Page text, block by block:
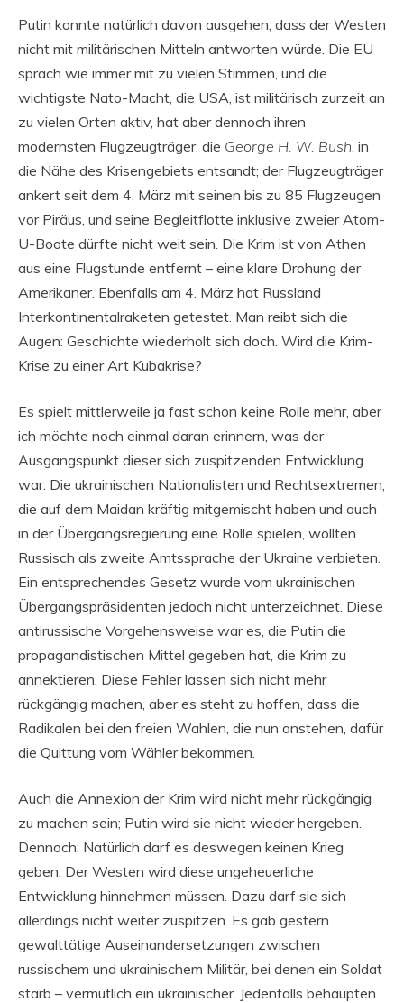
Putin konnte natürlich davon ausgehen, dass der Westen
nicht mit militärischen Mitteln antworten würde. Die EU
sprach wie immer mit zu vielen Stimmen, und die
wichtigste Nato-Macht, die USA, ist militärisch zurzeit an
zu vielen Orten aktiv, hat aber dennoch ihren
modernsten Flugzeugträger, die George H. W. Bush, in
die Nähe des Krisengebiets entsandt; der Flugzeugträger
ankert seit dem 4. März mit seinen bis zu 85 Flugzeugen
vor Piräus, und seine Begleitflotte inklusive zweier Atom-
U-Boote dürfte nicht weit sein. Die Krim ist von Athen
aus eine Flugstunde entfernt – eine klare Drohung der
Amerikaner. Ebenfalls am 4. März hat Russland
Interkontinentalraketen getestet. Man reibt sich die
Augen: Geschichte wiederholt sich doch. Wird die Krim-
Krise zu einer Art Kubakrise?
Es spielt mittlerweile ja fast schon keine Rolle mehr, aber
ich möchte noch einmal daran erinnern, was der
Ausgangspunkt dieser sich zuspitzenden Entwicklung
war: Die ukrainischen Nationalisten und Rechtsextremen,
die auf dem Maidan kräftig mitgemischt haben und auch
in der Übergangsregierung eine Rolle spielen, wollten
Russisch als zweite Amtssprache der Ukraine verbieten.
Ein entsprechendes Gesetz wurde vom ukrainischen
Übergangspräsidenten jedoch nicht unterzeichnet. Diese
antirussische Vorgehensweise war es, die Putin die
propagandistischen Mittel gegeben hat, die Krim zu
annektieren. Diese Fehler lassen sich nicht mehr
rückgängig machen, aber es steht zu hoffen, dass die
Radikalen bei den freien Wahlen, die nun anstehen, dafür
die Quittung vom Wähler bekommen.
Auch die Annexion der Krim wird nicht mehr rückgängig
zu machen sein; Putin wird sie nicht wieder hergeben.
Dennoch: Natürlich darf es deswegen keinen Krieg
geben. Der Westen wird diese ungeheuerliche
Entwicklung hinnehmen müssen. Dazu darf sie sich
allerdings nicht weiter zuspitzen. Es gab gestern
gewalttätige Auseinandersetzungen zwischen
russischem und ukrainischem Militär, bei denen ein Soldat
starb – vermutlich ein ukrainischer. Jedenfalls behaupten